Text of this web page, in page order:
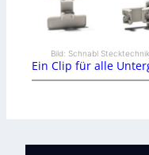
Bild: Schnabl
Ein Clip für alle